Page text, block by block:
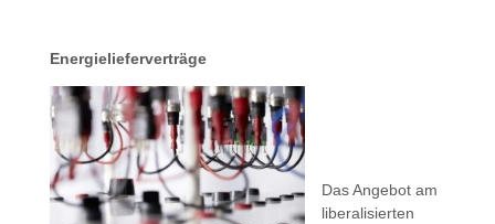
Energielieferverträge
Das Angebot am
liberalisierten